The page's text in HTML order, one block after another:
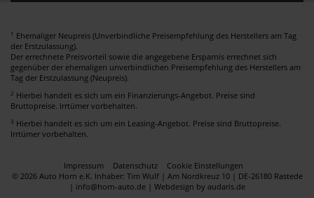
1 Ehemaliger Neupreis (Unverbindliche Preisempfehlung des Herstellers am Tag
der Erstzulassung).
Der errechnete Preisvorteil sowie die angegebene Ersparnis errechnet sich
gegenüber der ehemaligen unverbindlichen Preisempfehlung des Herstellers am
Tag der Erstzulassung (Neupreis).
2 Hierbei handelt es sich um ein Finanzierungs-Angebot. Preise sind
Bruttopreise. Irrtümer vorbehalten.
3 Hierbei handelt es sich um ein Leasing-Angebot. Preise sind Bruttopreise.
Irrtümer vorbehalten.
Impressum Datenschutz
Cookie Einstellungen
© 2026 Auto Horn e.K. Inhaber: Tim Wulf | Am Nordkreuz 10 | DE-26180 Rastede
| info@horn-auto.de | Webdesign by audaris.de